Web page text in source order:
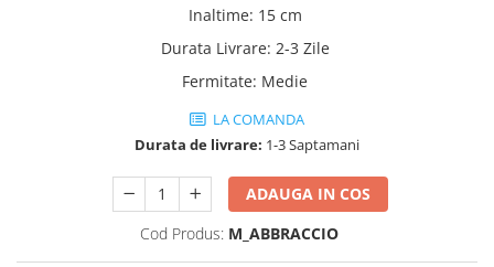
Inaltime: 15 cm
Durata Livrare: 2-3 Zile
Fermitate: Medie
LA COMANDA
Durata de livrare: 1-3 Saptamani
ADAUGA IN COS
Cod Produs: M_ABBRACCIO